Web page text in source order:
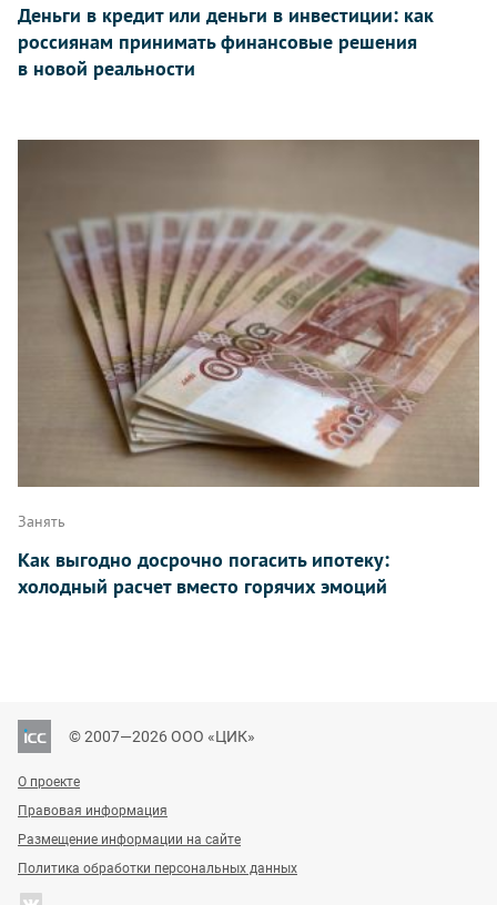
Деньги в кредит или деньги в инвестиции: как
россиянам принимать финансовые решения
в новой реальности
Занять
Как выгодно досрочно погасить ипотеку:
холодный расчет вместо горячих эмоций
© 2007—2026 ООО «ЦИК»
О проекте
Правовая информация
Размещение информации на сайте
Политика обработки персональных данных